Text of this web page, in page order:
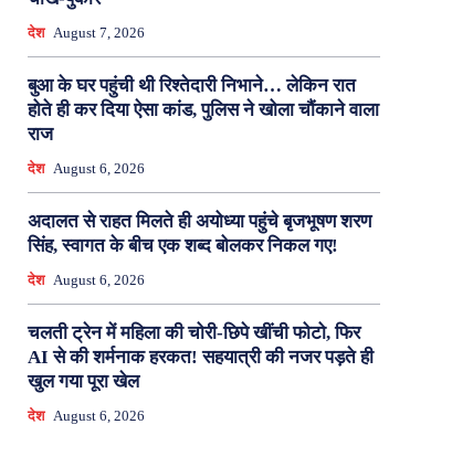
देश August 7, 2026
बुआ के घर पहुंची थी रिश्तेदारी निभाने… लेकिन रात
होते ही कर दिया ऐसा कांड, पुलिस ने खोला चौंकाने वाला
राज
देश August 6, 2026
अदालत से राहत मिलते ही अयोध्या पहुंचे बृजभूषण शरण
सिंह, स्वागत के बीच एक शब्द बोलकर निकल गए!
देश August 6, 2026
चलती ट्रेन में महिला की चोरी-छिपे खींची फोटो, फिर
AI से की शर्मनाक हरकत! सहयात्री की नजर पड़ते ही
खुल गया पूरा खेल
देश August 6, 2026